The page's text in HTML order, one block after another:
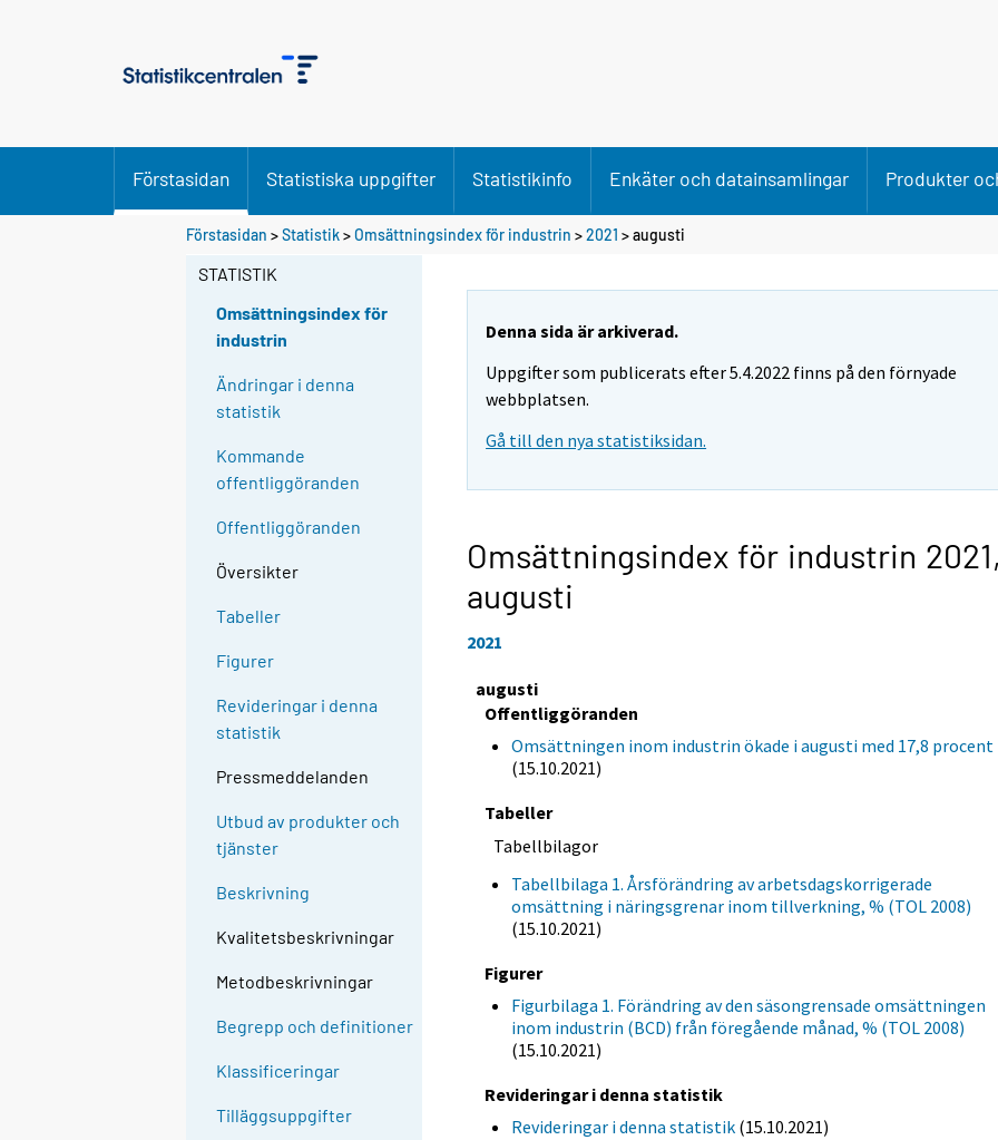
Förstasidan Statistiska uppgifter Statistikinfo Enkäter och datainsamlingar Produkter
Förstasidan >Statistik>Omsättningsindex för industrin >2021 >augusti
STATISTIK
Omsättningsindex för
industrin
Ändringar i denna
statistik
Kommande
offentliggöranden
Offentliggöranden
Översikter
Tabeller
Figurer
Revideringar i denna
statistik
Pressmeddelanden
Utbud av produkter och
tjänster
Beskrivning
Kvalitetsbeskrivningar
Metodbeskrivningar
Begrepp och definitioner
Klassificeringar
Tilläggsuppgifter
Denna sida är arkiverad.
Uppgifter som publicerats efter 5.4.2022 finns på den förnyade
webbplatsen.
Gå till den nya statistiksidan.
Omsättningsindex för industrin
augusti
2021
augusti
Offentliggöranden
Omsättningen inom industrin ökade i augusti med 17,8 procent
(15.10.2021)
Tabeller
Tabellbilagor
Tabellbilaga 1. Årsförändring av arbetsdagskorrigerade
omsättning i näringsgrenar inom tillverkning, % (TOL 2008)
(15.10.2021)
Figurer
Figurbilaga 1. Förändring av den säsongrensade omsättningen
inom industrin (BCD) från föregående månad, % (TOL 2008)
(15.10.2021)
Revideringar i denna statistik
Revideringar i denna statistik (15.10.2021)